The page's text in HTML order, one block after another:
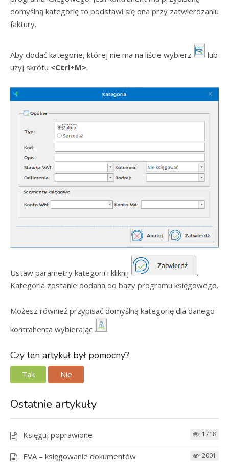
domyślną kategorię to podstawi się ona przy zatwierdzaniu
faktury.
Aby dodać kategorie, której nie ma na liście wybierz
lub
użyj skrótu <Ctrl+M>.
Ustaw parametry kategorii i kliknij
.
Kategoria zostanie dodana do bazy programu księgowego.
Możesz również przypisać domyślną kategorię dla danego
kontrahenta wybierając
.
Czy ten artykuł był pomocny?
Tak Nie
Ostatnie artykuły
Księguj poprawione 1718
EVA – księgowanie dokumentów 2001